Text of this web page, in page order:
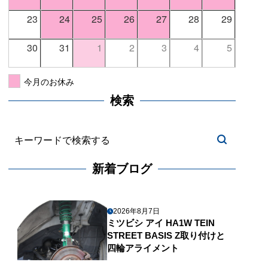
23 24 25 26 27 28 29
30 31 1 2 3 4 5
今月のお休み
検索
新着ブログ
2026年8月7日
ミツビシ アイ HA1W TEIN
STREET BASIS Z取り付けと
四輪アライメント